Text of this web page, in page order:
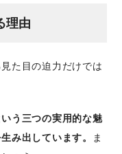
理由
た目の迫力だけでは
う三つの実用的な魅
み出しています。
ま